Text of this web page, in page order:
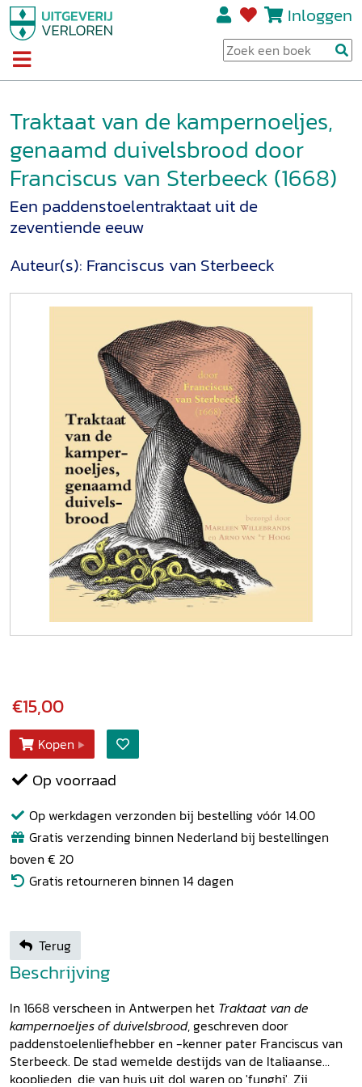
Inloggen
Traktaat van de kampernoeljes,
genaamd duivelsbrood door
Franciscus van Sterbeeck (1668)
Een paddenstoelentraktaat uit de
zeventiende eeuw
Auteur(s): Franciscus van Sterbeeck
€15,00
Kopen
Op voorraad
Op werkdagen verzonden bij bestelling vóór 14.00
Gratis verzending binnen Nederland bij bestellingen
boven € 20
Gratis retourneren binnen 14 dagen
Terug
Beschrijving
In 1668 verscheen in Antwerpen het Traktaat van de
kampernoeljes of duivelsbrood, geschreven door
paddenstoelenliefhebber en -kenner pater Franciscus van
Sterbeeck. De stad wemelde destijds van de Italiaanse
kooplieden, die van huis uit dol waren op 'funghi'. Zij